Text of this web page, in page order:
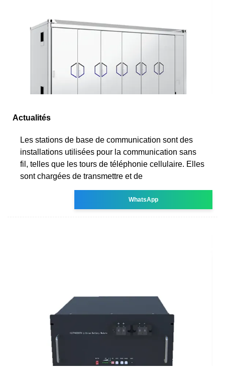
Actualités
Les stations de base de communication sont des
installations utilisées pour la communication sans
fil, telles que les tours de téléphonie cellulaire. Elles
sont chargées de transmettre et de
WhatsApp